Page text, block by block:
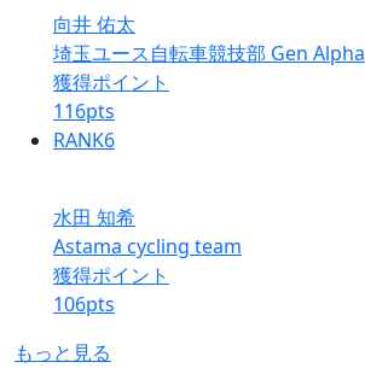
向井 佑太
埼玉ユース自転車競技部 Gen Alpha
獲得ポイント
116pts
RANK6
水田 知希
Astama cycling team
獲得ポイント
106pts
もっと見る